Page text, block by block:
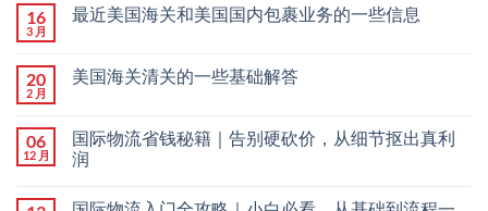
16
3 月
最近美国海关和美国国内包裹业务的一些信息
20
2 月
美国海关清关的一些基础解答
06
12 月
国际物流省钱秘籍｜告别硬砍价，从细节抠出真利
润